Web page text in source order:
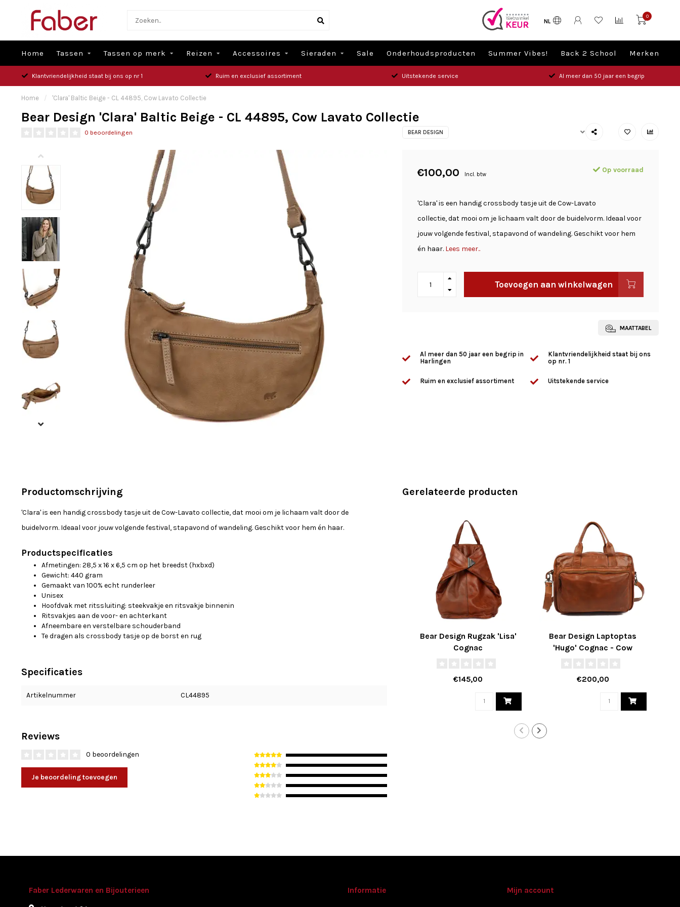
NL
0
Home Tassen Tassen op merk Reizen Accessoires Sieraden Sale Onderhoudsproducten Summer Vibes! Back 2 School Merken
Klantvriendelijkheid staat bij ons op nr 1 Ruim en exclusief assortiment Uitstekende service Al meer dan 50 jaar een begrip
Home / 'Clara' Baltic Beige - CL 44895, Cow Lavato Collectie
Bear Design 'Clara' Baltic Beige - CL 44895, Cow Lavato Collectie
0 beoordelingen BEAR DESIGN
€100,00 Incl. btw
Op voorraad
'Clara' is een handig crossbody tasje uit de Cow-Lavato
collectie, dat mooi om je lichaam valt door de buidelvorm. Ideaal voor
jouw volgende festival, stapavond of wandeling. Geschikt voor hem
én haar. Lees meer..
Toevoegen aan winkelwagen
MAATTABEL
Al meer dan 50 jaar een begrip in
Harlingen
Klantvriendelijkheid staat bij ons
op nr. 1
Ruim en exclusief assortiment Uitstekende service
Productomschrijving
'Clara' is een handig crossbody tasje uit de Cow-Lavato collectie, dat mooi om je lichaam valt door de
buidelvorm. Ideaal voor jouw volgende festival, stapavond of wandeling. Geschikt voor hem én haar.
Productspecificaties
Afmetingen: 28,5 x 16 x 6,5 cm op het breedst (hxbxd)
Gewicht: 440 gram
Gemaakt van 100% echt runderleer
Unisex
Hoofdvak met ritssluiting: steekvakje en ritsvakje binnenin
Ritsvakjes aan de voor- en achterkant
Afneembare en verstelbare schouderband
Te dragen als crossbody tasje op de borst en rug
Specificaties
Artikelnummer CL44895
Reviews
0 beoordelingen
Je beoordeling toevoegen
Gerelateerde producten
Bear Design Rugzak 'Lisa'
Cognac
€145,00
Bear Design Laptoptas
'Hugo' Cognac - Cow
€200,00
Faber Lederwaren en Bijouterieen Informatie Mijn account